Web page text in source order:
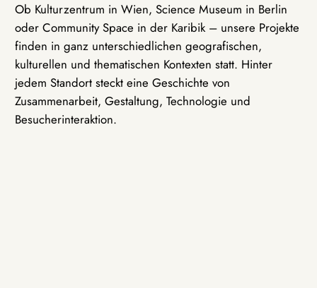
Ob Kulturzentrum in Wien, Science Museum in Berlin
oder Community Space in der Karibik – unsere Projekte
finden in ganz unterschiedlichen geografischen,
kulturellen und thematischen Kontexten statt. Hinter
jedem Standort steckt eine Geschichte von
Zusammenarbeit, Gestaltung, Technologie und
Besucherinteraktion.